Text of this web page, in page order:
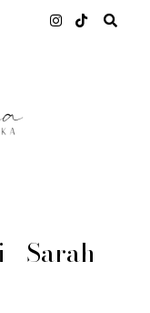
Sarah
to deliver its
and to detect